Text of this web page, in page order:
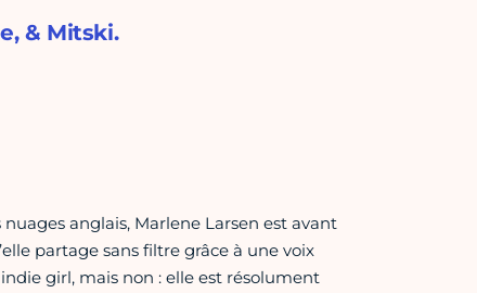
& Mitski.
anglais, Marlene Larsen est avant
partage sans filtre grâce à une voix
girl, mais non : elle est résolument